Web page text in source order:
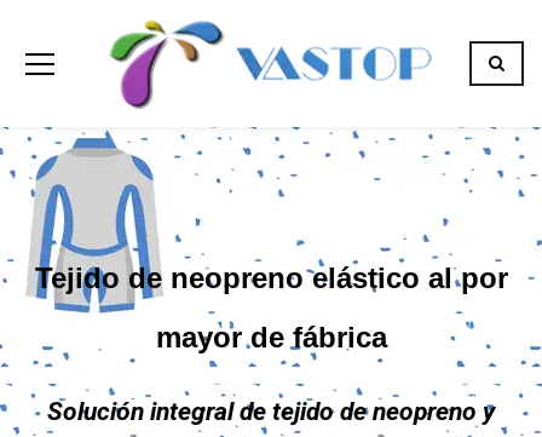
Tejido de neopreno elástico al por
mayor de fábrica
Solución integral de tejido de neopreno y